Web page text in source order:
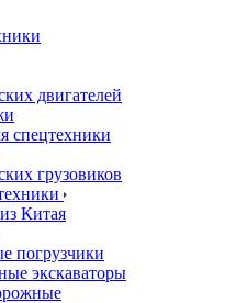
двигателей
спецтехники
грузовиков
Китая
погрузчики
экскаваторы